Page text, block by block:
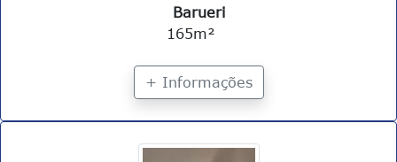
Barueri
165m²
+ Informações